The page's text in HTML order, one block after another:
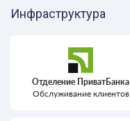
Инфраструктура
Отделение ПриватБанка
Обслуживание клиентов